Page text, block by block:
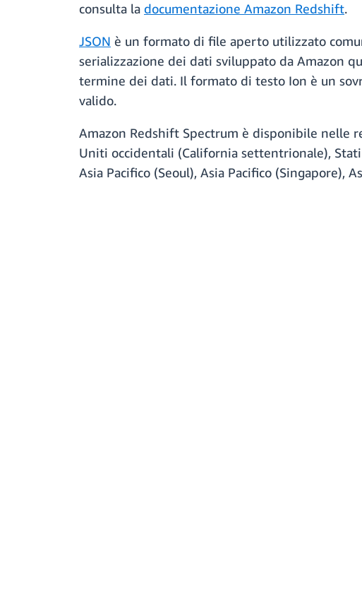
consulta la documentazione Amazon Redshift.
JSON è un formato di file aperto utilizzato
serializzazione dei dati sviluppato da Amazon
termine dei dati. Il formato di testo Ion è un
valido.
Amazon Redshift Spectrum è disponibile nelle
Uniti occidentali (California settentrionale), Stati
Asia Pacifico (Seoul), Asia Pacifico (Singapore),